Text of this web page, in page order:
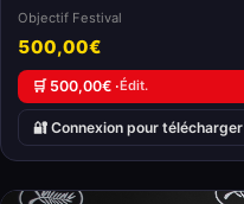
Objectif Festival
500,00€
🛒 500,00€ ·Édit.
🔐 Connexion pour télécharger